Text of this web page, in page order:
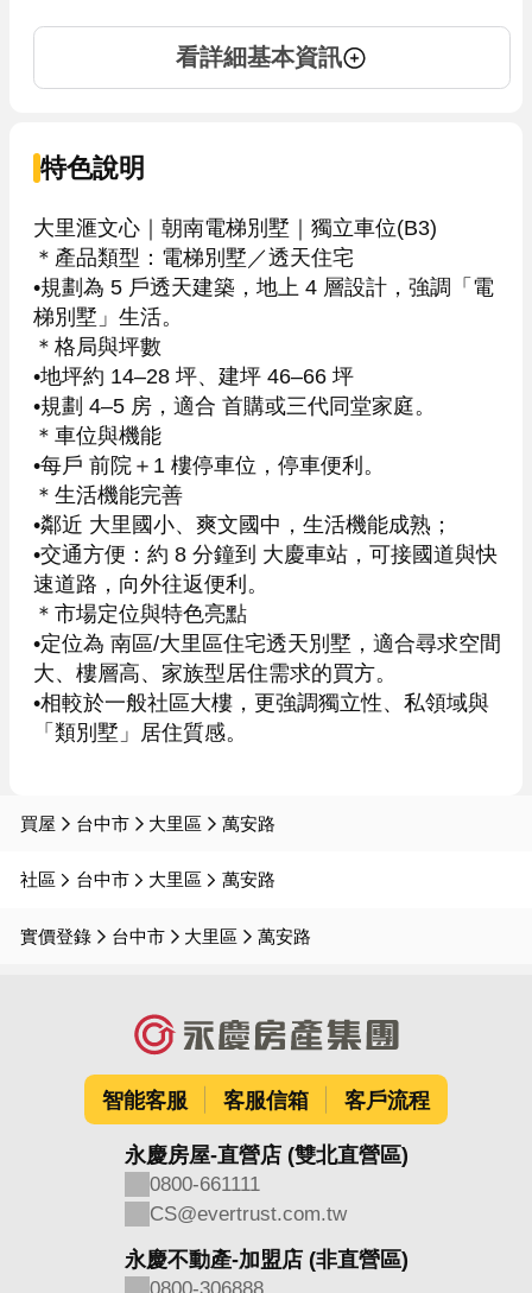
看詳細基本資訊
特色說明
大里滙文心｜朝南電梯別墅｜獨立車位(B3)
＊產品類型：電梯別墅／透天住宅
•規劃為 5 戶透天建築，地上 4 層設計，強調「電
梯別墅」生活。
＊格局與坪數
•地坪約 14–28 坪、建坪 46–66 坪
•規劃 4–5 房，適合 首購或三代同堂家庭。
＊車位與機能
•每戶 前院＋1 樓停車位，停車便利。
＊生活機能完善
•鄰近 大里國小、爽文國中，生活機能成熟；
•交通方便：約 8 分鐘到 大慶車站，可接國道與快
速道路，向外往返便利。
＊市場定位與特色亮點
•定位為 南區/大里區住宅透天別墅，適合尋求空間
大、樓層高、家族型居住需求的買方。
•相較於一般社區大樓，更強調獨立性、私領域與
「類別墅」居住質感。
買屋 台中市 大里區 萬安路
社區 台中市 大里區 萬安路
實價登錄 台中市 大里區 萬安路
智能客服 客服信箱 客戶流程
永慶房屋-直營店 (雙北直營區)
0800-661111
CS@evertrust.com.tw
永慶不動產-加盟店 (非直營區)
0800-306888